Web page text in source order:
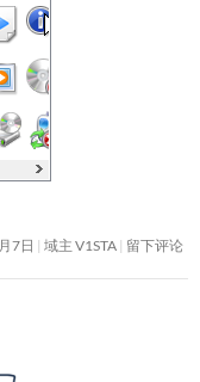
7日 域主 V1STA 留下评论